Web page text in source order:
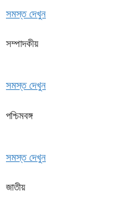
সমস্ত দেখুন
সম্পাদকীয়
সমস্ত দেখুন
পশ্চিমবঙ্গ
সমস্ত দেখুন
জাতীয়